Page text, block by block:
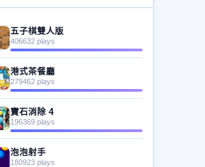
五子棋雙人版
406632 plays
港式茶餐廳
279462 plays
寶石消除 4
196369 plays
泡泡射手
180923 plays